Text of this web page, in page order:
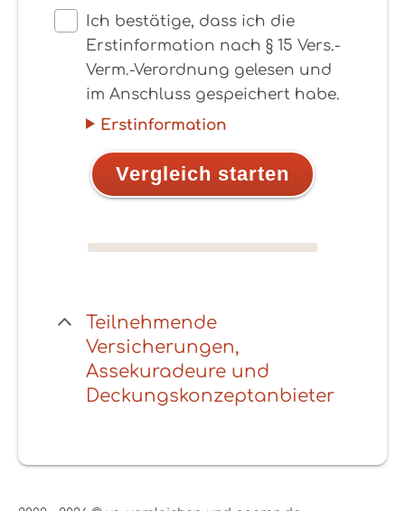
Ich bestätige, dass ich die
Erstinformation nach § 15 Vers.-
Verm.-Verordnung gelesen und
im Anschluss gespeichert habe.
Erstinformation
Vergleich starten
Teilnehmende
Versicherungen,
Assekuradeure und
Deckungskonzeptanbieter